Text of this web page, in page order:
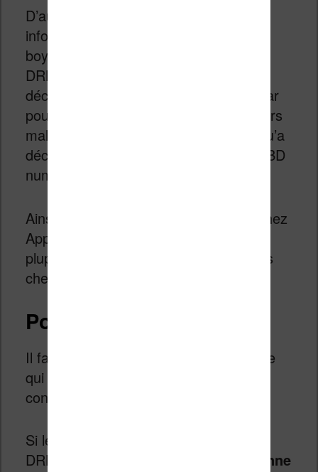
D’autre part, beaucoup de gens bien
informés commencent à appeler au
boycott des produits numériques avec
DRM. Cette mauvaise publicité fini par
décourager les acheteurs et cela fini par
pousser à leur suppression (pas toujours
malheureusement). C’est un chemin qu’a
décidé de suivre ComiXology pour les BD
numérique (
Ainsi, dans l’industrie musicale (sauf chez
Apple), les fichiers MP3 sont vendus la
plupart du temps sans DRM (y compris
chez Amazon).
Pourquoi c’est mal ?
Il faut se poser une question : qu’est-ce
qui se passe si mon fournisseur de
contenu met la clé sous la porte ?
Si les ebooks sont verrouillés avec un
DRM,
il se peut que mon livre devienne